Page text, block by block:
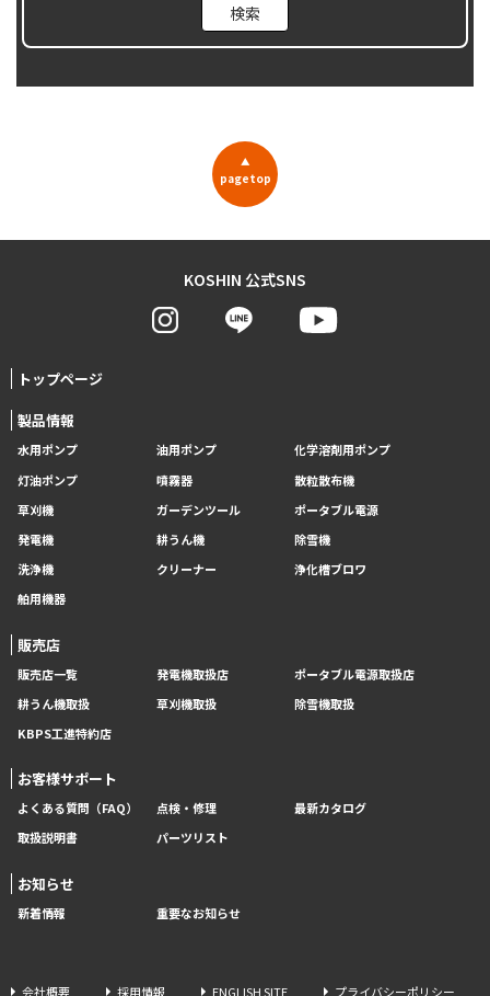
▲
pagetop
KOSHIN 公式SNS
トップページ
製品情報
水用ポンプ 油用ポンプ
化学溶剤用ポンプ
灯油ポンプ
噴霧器
散粒散布機
草刈機
ガーデンツール
ポータブル電源
発電機
耕うん機
除雪機
洗浄機
クリーナー
浄化槽ブロワ
舶用機器
販売店
販売店一覧 発電機取扱店
ポータブル電源取扱店
耕うん機取扱
草刈機取扱
除雪機取扱
KBPS工進特約店
お客様サポート
よくある質問（FAQ） 点検・修理
最新カタログ
取扱説明書
パーツリスト
お知らせ
新着情報 重要なお知らせ
会社概要 採用情報 ENGLISH SITE プライバシーポリシー